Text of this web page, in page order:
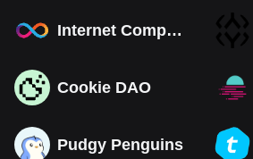
Internet Computer
Cookie DAO
Pudgy Penguins